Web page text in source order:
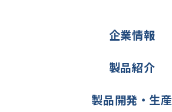
企業情報
製品紹介
製品開発・生産